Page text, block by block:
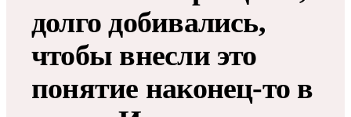
долго добивались,
чтобы внесли это
понятие наконец-то в